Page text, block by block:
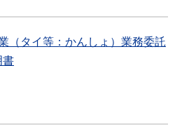
（タイ等：かんしょ）業務委託
書